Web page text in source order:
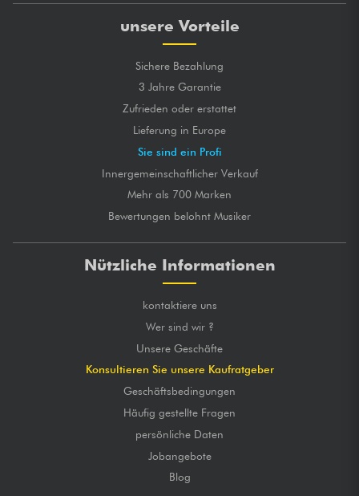
unsere Vorteile
Sichere Bezahlung
3 Jahre Garantie
Zufrieden oder erstattet
Lieferung in Europe
Sie sind ein Profi
Innergemeinschaftlicher Verkauf
Mehr als 700 Marken
Bewertungen belohnt Musiker
Nützliche Informationen
kontaktiere uns
Wer sind wir ?
Unsere Geschäfte
Konsultieren Sie unsere Kaufratgeber
Geschäftsbedingungen
Häufig gestellte Fragen
persönliche Daten
Jobangebote
Blog